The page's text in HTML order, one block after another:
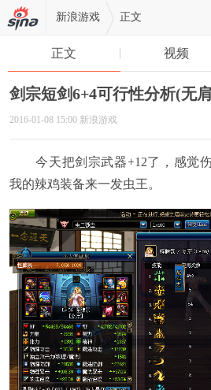
新浪游戏 正文
正文 视频
剑宗短剑6+4可行性分析(无
2016-01-08 15:00 新浪游戏
今天把剑宗武器+12了，感觉伤
我的辣鸡装备来一发虫王。